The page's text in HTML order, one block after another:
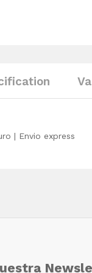
| Envio express